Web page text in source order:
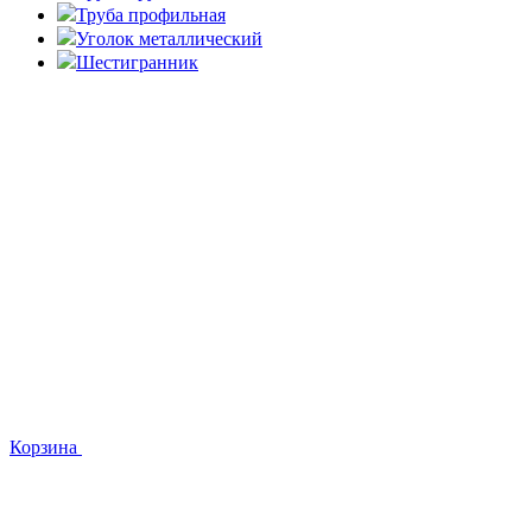
Труба профильная
Уголок металлический
Шестигранник
Корзина